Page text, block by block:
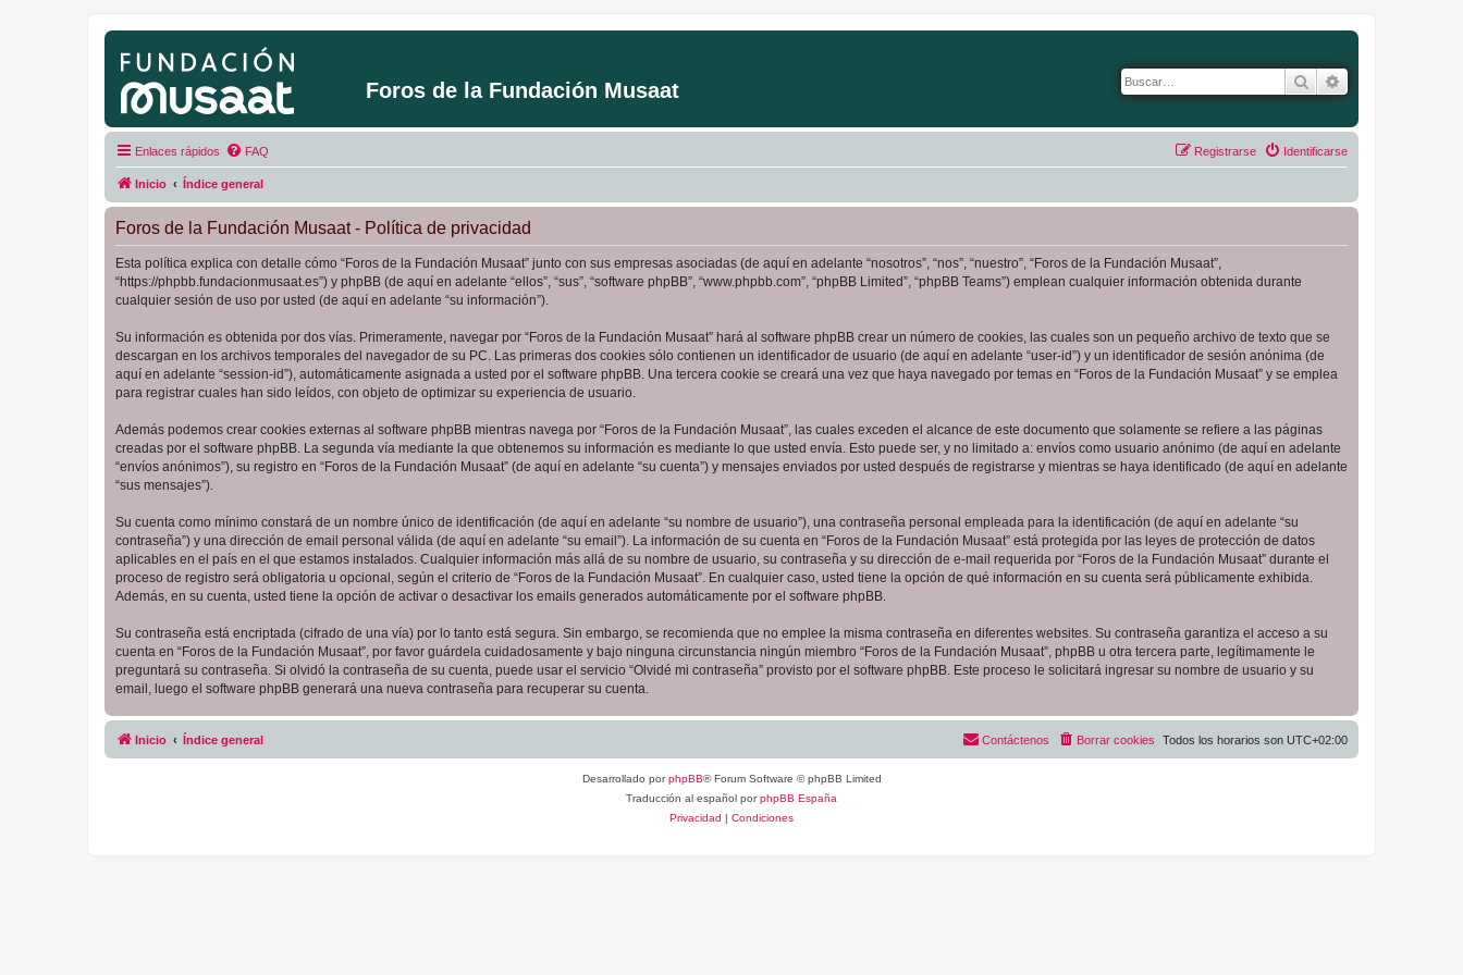
Foros de la Fundación Musaat Buscar
Enlaces rápidos FAQ Identificarse
Registrarse
Inicio Índice general
Foros de la Fundación Musaat - Política de privacidad
Esta política explica con detalle cómo “Foros de la Fundación Musaat” junto con sus empresas asociadas (de aquí en adelante “nosotros”, “nos”, “nuestro”, “Foros de la Fundación Musaat”,
“https://phpbb.fundacionmusaat.es”) y phpBB (de aquí en adelante “ellos”, “sus”, “software phpBB”, “www.phpbb.com”, “phpBB Limited”, “phpBB Teams”) emplean cualquier información obtenida durante
cualquier sesión de uso por usted (de aquí en adelante “su información”).
Su información es obtenida por dos vías. Primeramente, navegar por “Foros de la Fundación Musaat” hará al software phpBB crear un número de cookies, las cuales son un pequeño archivo de texto que se
descargan en los archivos temporales del navegador de su PC. Las primeras dos cookies sólo contienen un identificador de usuario (de aquí en adelante “user-id”) y un identificador de sesión anónima (de
aquí en adelante “session-id”), automáticamente asignada a usted por el software phpBB. Una tercera cookie se creará una vez que haya navegado por temas en “Foros de la Fundación Musaat” y se emplea
para registrar cuales han sido leídos, con objeto de optimizar su experiencia de usuario.
Además podemos crear cookies externas al software phpBB mientras navega por “Foros de la Fundación Musaat”, las cuales exceden el alcance de este documento que solamente se refiere a las páginas
creadas por el software phpBB. La segunda vía mediante la que obtenemos su información es mediante lo que usted envía. Esto puede ser, y no limitado a: envíos como usuario anónimo (de aquí en adelante
“envíos anónimos”), su registro en “Foros de la Fundación Musaat” (de aquí en adelante “su cuenta”) y mensajes enviados por usted después de registrarse y mientras se haya identificado (de aquí en adelante
“sus mensajes”).
Su cuenta como mínimo constará de un nombre único de identificación (de aquí en adelante “su nombre de usuario”), una contraseña personal empleada para la identificación (de aquí en adelante “su
contraseña”) y una dirección de email personal válida (de aquí en adelante “su email”). La información de su cuenta en “Foros de la Fundación Musaat” está protegida por las leyes de protección de datos
aplicables en el país en el que estamos instalados. Cualquier información más allá de su nombre de usuario, su contraseña y su dirección de e-mail requerida por “Foros de la Fundación Musaat” durante el
proceso de registro será obligatoria u opcional, según el criterio de “Foros de la Fundación Musaat”. En cualquier caso, usted tiene la opción de qué información en su cuenta será públicamente exhibida.
Además, en su cuenta, usted tiene la opción de activar o desactivar los emails generados automáticamente por el software phpBB.
Su contraseña está encriptada (cifrado de una vía) por lo tanto está segura. Sin embargo, se recomienda que no emplee la misma contraseña en diferentes websites. Su contraseña garantiza el acceso a su
cuenta en “Foros de la Fundación Musaat”, por favor guárdela cuidadosamente y bajo ninguna circunstancia ningún miembro “Foros de la Fundación Musaat”, phpBB u otra tercera parte, legítimamente le
preguntará su contraseña. Si olvidó la contraseña de su cuenta, puede usar el servicio “Olvidé mi contraseña” provisto por el software phpBB. Este proceso le solicitará ingresar su nombre de usuario y su
email, luego el software phpBB generará una nueva contraseña para recuperar su cuenta.
Inicio Índice general Todos los horarios son UTC+02:00
Borrar cookies
Contáctenos
Desarrollado porphpBB® Forum Software © phpBB Limited
Traducción al español porphpBB España
Privacidad | Condiciones